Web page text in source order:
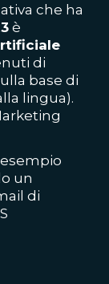
che ha
è
di
base di
lingua).
un
di